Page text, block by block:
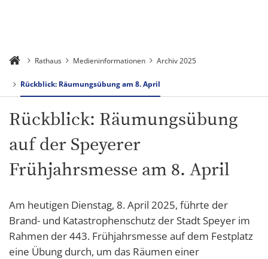
Rathaus Medieninformationen Archiv 2025
Rückblick: Räumungsübung am 8. April
Rückblick: Räumungsübung
auf der Speyerer
Frühjahrsmesse am 8. April
Am heutigen Dienstag, 8. April 2025, führte der
Brand- und Katastrophenschutz der Stadt Speyer im
Rahmen der 443. Frühjahrsmesse auf dem Festplatz
eine Übung durch, um das Räumen einer